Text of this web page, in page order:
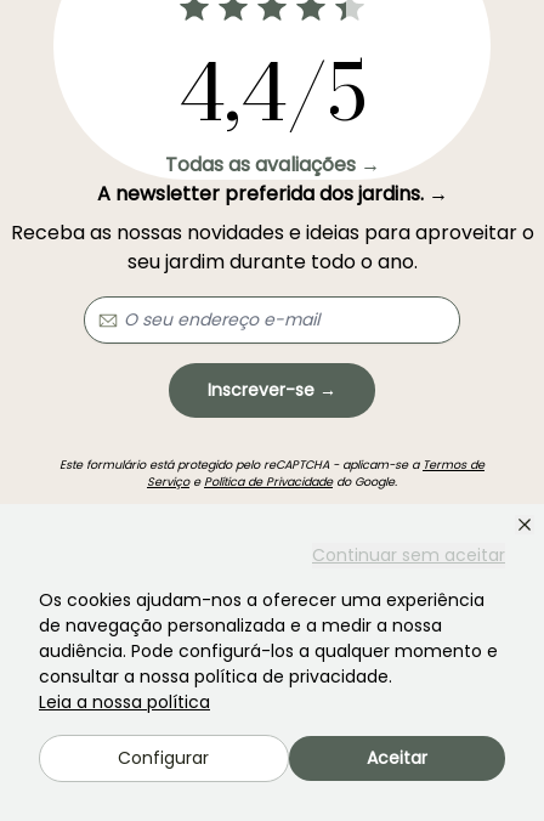
Continuar sem aceitar
Os cookies ajudam-nos a oferecer uma experiência
de navegação personalizada e a medir a nossa
audiência. Pode configurá-los a qualquer momento e
consultar a nossa política de privacidade.
Leia a nossa política
Configurar Aceitar
4,4/5
Todas as avaliações →
A newsletter preferida dos jardins. →
Receba as nossas novidades e ideias para aproveitar o
seu jardim durante todo o ano.
Inscrever-se →
Este formulário está protegido pelo reCAPTCHA - aplicam-se a Termos de
ServiçoePolítica de Privacidadedo Google.
Não encontrou o que procurava?